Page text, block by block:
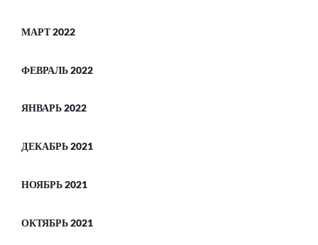
МАРТ 2022
ФЕВРАЛЬ 2022
ЯНВАРЬ 2022
ДЕКАБРЬ 2021
НОЯБРЬ 2021
ОКТЯБРЬ 2021